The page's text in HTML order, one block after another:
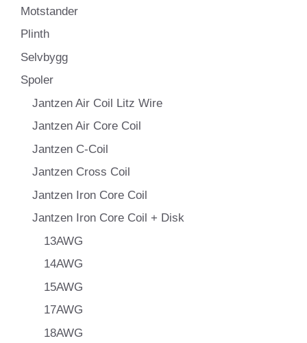
Motstander
Plinth
Selvbygg
Spoler
Jantzen Air Coil Litz Wire
Jantzen Air Core Coil
Jantzen C-Coil
Jantzen Cross Coil
Jantzen Iron Core Coil
Jantzen Iron Core Coil + Disk
13AWG
14AWG
15AWG
17AWG
18AWG